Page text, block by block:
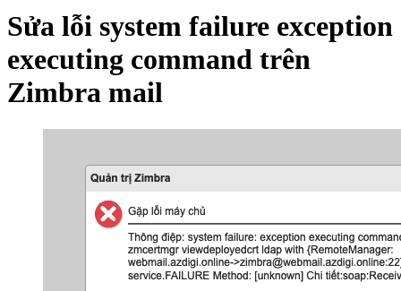
Sửa lỗi system failure exception
executing command trên
Zimbra mail